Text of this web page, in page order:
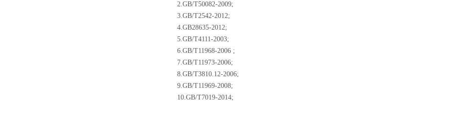
2.GB/T50082-2009;
3.GB/T2542-2012;
4.GB28635-2012;
5.GB/T4111-2003;
6.GB/T11968-2006 ;
7.GB/T11973-2006;
8.GB/T3810.12-2006;
9.GB/T11969-2008;
10.GB/T7019-2014;